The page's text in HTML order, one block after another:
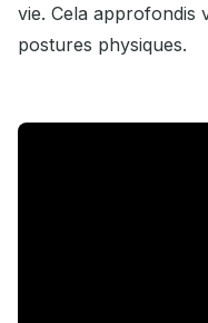
vie. Cela approfondis
postures physiques.